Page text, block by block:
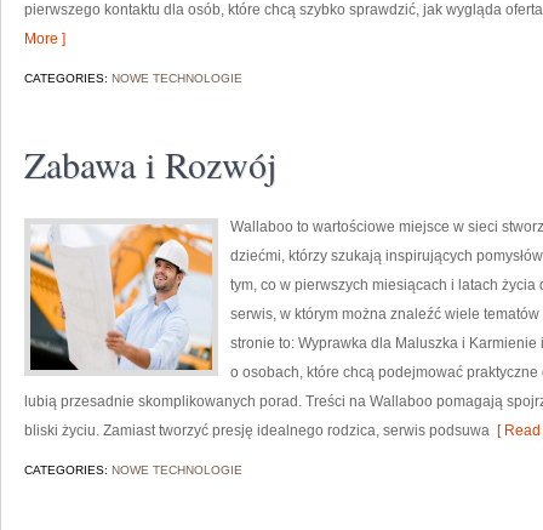
pierwszego kontaktu dla osób, które chcą szybko sprawdzić, jak wygląda
More ]
CATEGORIES: NOWE TECHNOLOGIE
Zabawa i Rozwój
Wallaboo to wartościowe miejsce w sieci
dziećmi, którzy szukają inspirujących
tym, co w pierwszych miesiącach i latach
serwis, w którym można znaleźć wiele
stronie to: Wyprawka dla Maluszka i Karmienie
o osobach, które chcą podejmować
lubią przesadnie skomplikowanych porad. Treści na Wallaboo pomagają
bliski życiu. Zamiast tworzyć presję idealnego rodzica, serwis podsuwa [
CATEGORIES: NOWE TECHNOLOGIE